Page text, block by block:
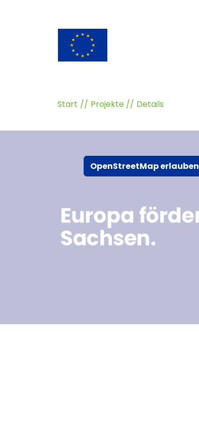
Start Projekte Details
OpenStreetMap erlauben